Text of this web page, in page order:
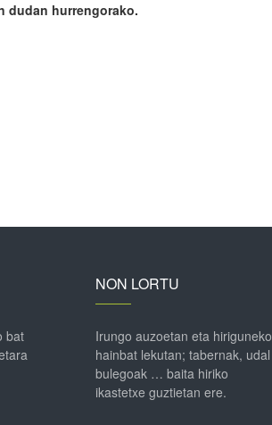
dudan hurrengorako.
bat
NON LORTU
Irungo auzoetan eta hiriguneko
hainbat lekutan; tabernak, udal
bulegoak … baita hiriko
ikastetxe guztietan ere.